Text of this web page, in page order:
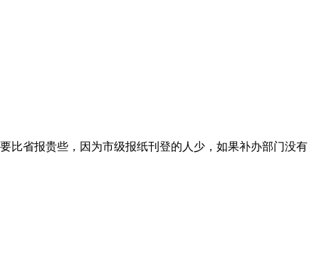
比省报贵些，因为市级报纸刊登的人少，如果补办部门没有